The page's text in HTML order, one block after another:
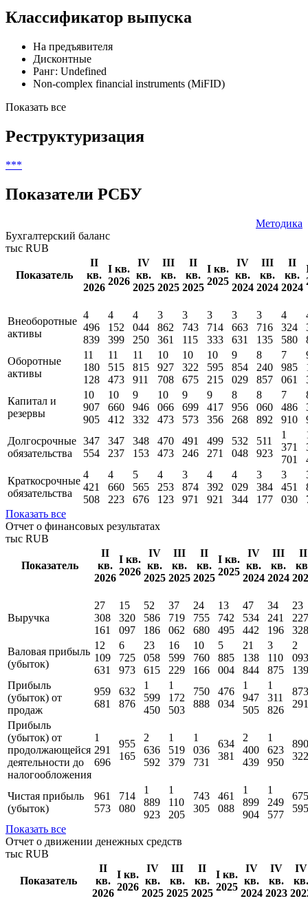
Классификатор выпуска
На предъявителя
Дисконтные
Ранг: Undefined
Non-complex financial instruments (MiFID)
Показать все
Реструктуризация
***
Показатели РСБУ
Методика
Бухгалтерский баланс
тыс RUB
Показатель
II
кв.
2026
I кв.
2026
IV
кв.
2025
III
кв.
2025
II
кв.
2025
I кв.
2025
IV
кв.
2024
III
кв.
2024
II
кв.
2024
Внеоборотные
активы
4
496
839
4
152
399
4
044
250
3
862
361
3
743
115
3
714
333
3
663
631
3
716
135
4
324
580
Оборотные
активы
11
180
128
11
515
473
11
815
911
10
927
708
10
322
675
10
595
215
9
854
029
8
240
857
7
985
061
Капитал и
резервы
10
907
905
10
660
412
9
946
332
10
066
473
9
699
573
9
417
356
8
956
268
8
060
892
7
486
910
Долгосрочные
обязательства
347
554
347
237
348
153
470
473
491
246
499
271
532
048
511
923
1
371
701
Краткосрочные
обязательства
4
421
508
4
660
223
5
565
676
4
253
123
3
874
971
4
392
921
4
029
344
3
384
177
3
451
030
Показать все
Отчет о финансовых результатах
тыс RUB
Показатель
II
кв.
2026
I кв.
2026
IV
кв.
2025
III
кв.
2025
II
кв.
2025
I кв.
2025
IV
кв.
2024
III
кв.
2024
II
Выручка
27
308
161
15
320
097
52
586
186
37
719
062
24
755
680
13
742
495
47
534
442
34
241
196
23
227
328
Валовая прибыль
(убыток)
12
109
631
6
725
973
23
058
615
16
599
229
10
760
166
5
885
004
21
138
844
3
110
875
2
093
139
Прибыль
(убыток) от
продаж
959
681
632
876
1
599
450
1
172
503
750
888
476
034
1
947
505
1
311
826
873
291
Прибыль
(убыток) от
продолжающейся
деятельности до
налогообложения
1
291
696
955
165
2
636
592
1
519
379
1
036
731
634
381
2
400
439
1
623
950
890
322
Чистая прибыль
(убыток)
961
573
714
080
1
889
923
1
110
205
743
305
461
088
1
899
904
1
249
577
675
595
Показать все
Отчет о движении денежных средств
тыс RUB
Показатель
II
кв.
2026
I кв.
2026
IV
кв.
2025
III
кв.
2025
II
кв.
2025
I кв.
2025
IV
кв.
2024
IV
кв.
2023
IV
кв.